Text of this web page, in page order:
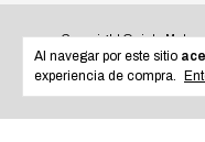
Al navegar por este sitio
experiencia de compra.
Copyright Quinta Motos